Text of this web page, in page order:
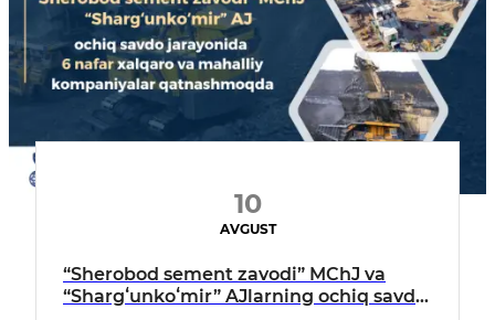
10
AVGUST
“Sherobod sement zavodi” MChJ va
“Shargʻunkoʻmir” AJlarning ochiq savdo